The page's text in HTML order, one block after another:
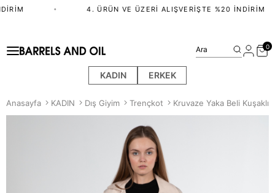
4. ÜRÜN VE ÜZERI ALIŞVERIŞTE %20 İNDIRIM
KADIN ERKEK
Ara 0
Anasayfa KADIN Dış Giyim Trençkot Kruvaze Yaka Beli Kuşaklı